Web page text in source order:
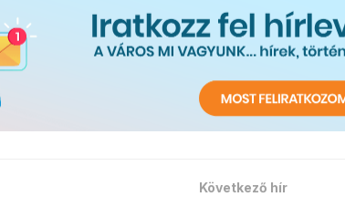
Következő hír